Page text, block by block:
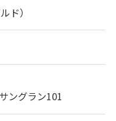
ド）
ングラン101